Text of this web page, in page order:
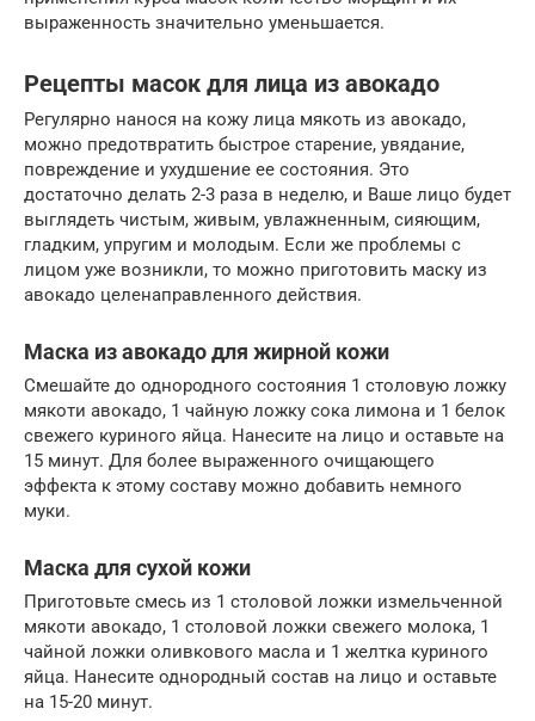
выраженность значительно уменьшается.
Рецепты масок для лица из авокадо
Регулярно нанося на кожу лица мякоть из авокадо,
можно предотвратить быстрое старение, увядание,
повреждение и ухудшение ее состояния. Это
достаточно делать 2-3 раза в неделю, и Ваше лицо будет
выглядеть чистым, живым, увлажненным, сияющим,
гладким, упругим и молодым. Если же проблемы с
лицом уже возникли, то можно приготовить маску из
авокадо целенаправленного действия.
Маска из авокадо для жирной кожи
Смешайте до однородного состояния 1 столовую ложку
мякоти авокадо, 1 чайную ложку сока лимона и 1 белок
свежего куриного яйца. Нанесите на лицо и оставьте на
15 минут. Для более выраженного очищающего
эффекта к этому составу можно добавить немного
муки.
Маска для сухой кожи
Приготовьте смесь из 1 столовой ложки измельченной
мякоти авокадо, 1 столовой ложки свежего молока, 1
чайной ложки оливкового масла и 1 желтка куриного
яйца. Нанесите однородный состав на лицо и оставьте
на 15-20 минут.